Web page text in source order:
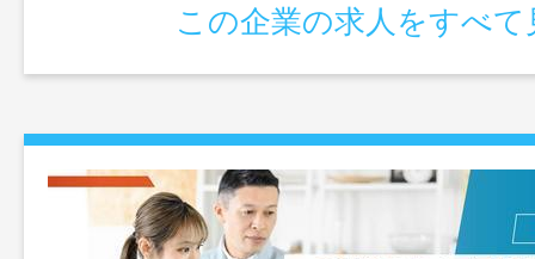
この企業の求人をすべて